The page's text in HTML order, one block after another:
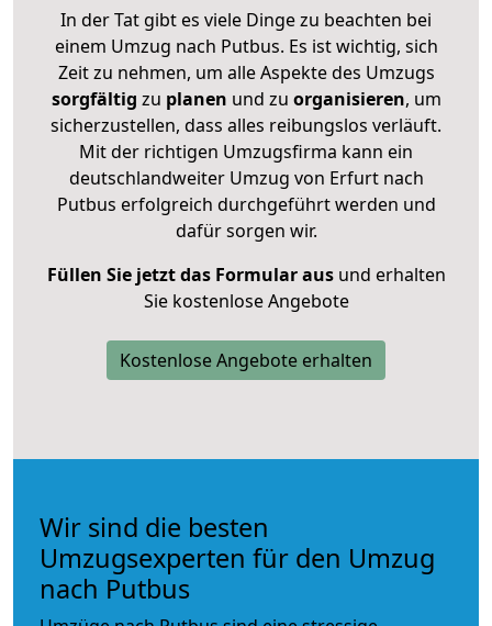
In der Tat gibt es viele Dinge zu beachten bei
einem Umzug nach Putbus. Es ist wichtig, sich
Zeit zu nehmen, um alle Aspekte des Umzugs
sorgfältig zu planen und zu organisieren, um
sicherzustellen, dass alles reibungslos verläuft.
Mit der richtigen Umzugsfirma kann ein
deutschlandweiter Umzug von Erfurt nach
Putbus erfolgreich durchgeführt werden und
dafür sorgen wir.
Füllen Sie jetzt das Formular ausund erhalten
Sie kostenlose Angebote
Kostenlose Angebote erhalten
Wir sind die besten
Umzugsexperten für den Umzug
nach Putbus